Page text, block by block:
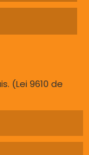
(Lei 9610 de